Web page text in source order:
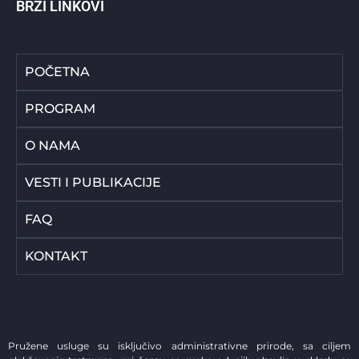
BRZI LINKOVI
POČETNA
PROGRAM
O NAMA
VESTI I PUBLIKACIJE
FAQ
KONTAKT
Pružene usluge su isključivo administrativne prirode, sa ciljem